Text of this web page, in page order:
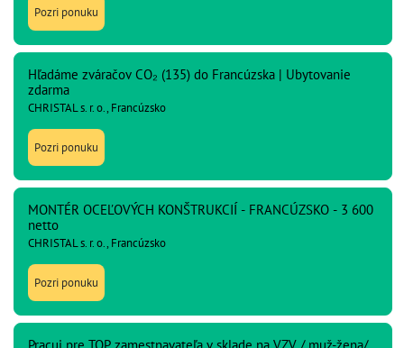
Pozri ponuku
Hľadáme zváračov CO₂ (135) do Francúzska | Ubytovanie
zdarma
CHRISTAL s. r. o., Francúzsko
Pozri ponuku
MONTÉR OCEĽOVÝCH KONŠTRUKCIÍ - FRANCÚZSKO - 3 600
netto
CHRISTAL s. r. o., Francúzsko
Pozri ponuku
Pracuj pre TOP zamestnavateľa v sklade na VZV / muž-žena/